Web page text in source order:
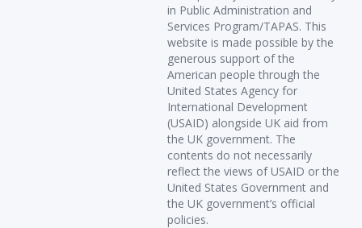
in Public Administration and
Services Program/TAPAS. This
website is made possible by the
generous support of the
American people through the
United States Agency for
International Development
(USAID) alongside UK aid from
the UK government. The
contents do not necessarily
reflect the views of USAID or the
United States Government and
the UK government’s official
policies.